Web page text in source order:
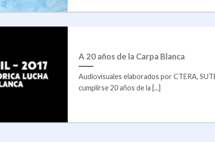
A 20 años de la Carpa Blanca
Audiovisuales elaborados por CTERA,
cumplirse 20 años de la [...]